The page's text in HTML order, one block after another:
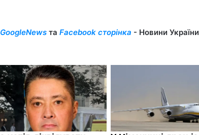
GoogleNewsта Facebook сторінка - Новини України